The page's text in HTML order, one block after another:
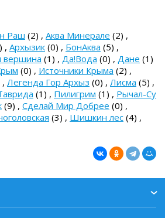
Раш (2) , Аква Минерале (2) ,
, Архызик (0) , БонАква (5) ,
вершина (1) , Да!Вода (0) , Дане (1)
(0) , Источники Крыма (2) ,
, Легенда Гор Архыз (0) , Лисма (5) ,
(1) , Пилигрим (1) , Рычал-Су
(9) , Сделай Мир Добрее (0) ,
(3) , Шишкин лес (4) ,